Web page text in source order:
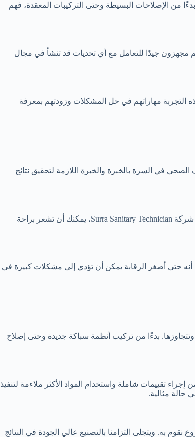
الإصلاحات البسيطة وحتى التركيبات المعقدة، فهم
مجهزون جيدًا للتعامل مع أي تحديات قد تنشأ في مجال
مهاراتهم في حل المشكلات وزودتهم بمعرفة
في السرة بالخبرة والخبرة اللازمة لتحقيق نتائج
إن اختيار شركة تضم فريقًا ماهرًا وذوي خبرة يضمن أن يتم التعامل مع أعمال السباكة والصرف الصحي الخاصة بك بأقصى قدر من العناية والخبرة. مع شركة Surra Sanitary Technician، يمكنك أن تشعر براحة
حتى أصغر الرقابة يمكن أن تؤدي إلى مشكلات كبيرة في
وتتجاوزها. بدءًا من تركيب أنظمة سباكة جديدة وحتى إصلاح
تقييمات شاملة واستخدام المواد الأكثر ملاءمة لتنفيذ
حالة مثالية.
به. ويتجلى التزامنا بالتصنيع عالي الجودة في النتائج